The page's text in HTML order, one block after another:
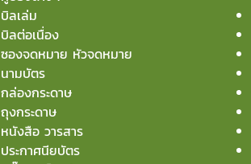
บิลเล่ม
บิลต่อเนื่อง
ซองจดหมาย หัวจดหมาย
นามบัตร
กล่องกระดาษ
ถุงกระดาษ
หนังสือ วารสาร
ประกาศนียบัตร